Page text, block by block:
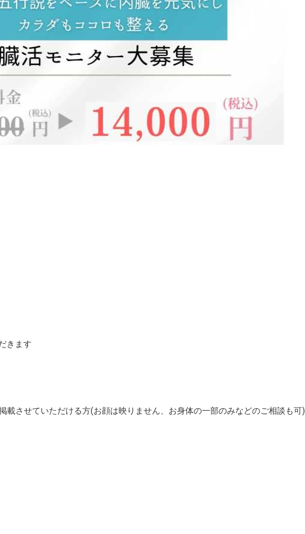
きます
載させていただける方(お顔は映りません、お身体の一部のみなどのご相談も可)